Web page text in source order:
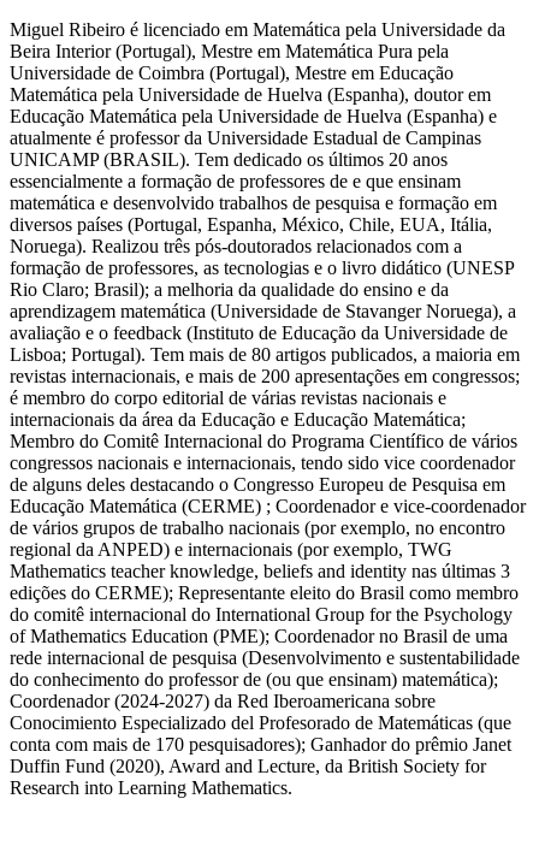
Miguel Ribeiro é licenciado em Matemática pela Universidade da
Beira Interior (Portugal), Mestre em Matemática Pura pela
Universidade de Coimbra (Portugal), Mestre em Educação
Matemática pela Universidade de Huelva (Espanha), doutor em
Educação Matemática pela Universidade de Huelva (Espanha) e
atualmente é professor da Universidade Estadual de Campinas
UNICAMP (BRASIL). Tem dedicado os últimos 20 anos
essencialmente a formação de professores de e que ensinam
matemática e desenvolvido trabalhos de pesquisa e formação em
diversos países (Portugal, Espanha, México, Chile, EUA, Itália,
Noruega). Realizou três pós-doutorados relacionados com a
formação de professores, as tecnologias e o livro didático (UNESP
Rio Claro; Brasil); a melhoria da qualidade do ensino e da
aprendizagem matemática (Universidade de Stavanger Noruega), a
avaliação e o feedback (Instituto de Educação da Universidade de
Lisboa; Portugal). Tem mais de 80 artigos publicados, a maioria em
revistas internacionais, e mais de 200 apresentações em congressos;
é membro do corpo editorial de várias revistas nacionais e
internacionais da área da Educação e Educação Matemática;
Membro do Comitê Internacional do Programa Científico de vários
congressos nacionais e internacionais, tendo sido vice coordenador
de alguns deles destacando o Congresso Europeu de Pesquisa em
Educação Matemática (CERME) ; Coordenador e vice-coordenador
de vários grupos de trabalho nacionais (por exemplo, no encontro
regional da ANPED) e internacionais (por exemplo, TWG
Mathematics teacher knowledge, beliefs and identity nas últimas 3
edições do CERME); Representante eleito do Brasil como membro
do comitê internacional do International Group for the Psychology
of Mathematics Education (PME); Coordenador no Brasil de uma
rede internacional de pesquisa (Desenvolvimento e sustentabilidade
do conhecimento do professor de (ou que ensinam) matemática);
Coordenador (2024-2027) da Red Iberoamericana sobre
Conocimiento Especializado del Profesorado de Matemáticas (que
conta com mais de 170 pesquisadores); Ganhador do prêmio Janet
Duffin Fund (2020), Award and Lecture, da British Society for
Research into Learning Mathematics.